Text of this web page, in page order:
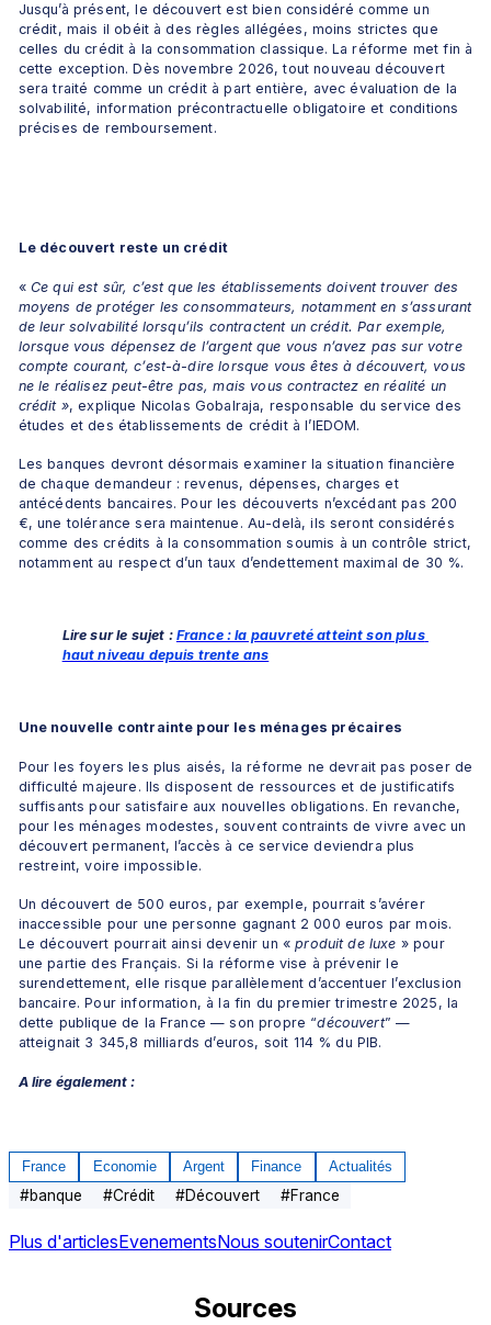
Jusqu’à présent, le découvert est bien considéré comme un
crédit, mais il obéit à des règles allégées, moins strictes que
celles du crédit à la consommation classique. La réforme met fin à
cette exception. Dès novembre 2026, tout nouveau découvert
sera traité comme un crédit à part entière, avec évaluation de la
solvabilité, information précontractuelle obligatoire et conditions
précises de remboursement.
Le découvert reste un crédit
« Ce qui est sûr, c’est que les établissements doivent trouver des
moyens de protéger les consommateurs, notamment en s’assurant
de leur solvabilité lorsqu’ils contractent un crédit. Par exemple,
lorsque vous dépensez de l’argent que vous n’avez pas sur votre
compte courant, c’est-à-dire lorsque vous êtes à découvert, vous
ne le réalisez peut-être pas, mais vous contractez en réalité un
crédit », explique Nicolas Gobalraja, responsable du service des
études et des établissements de crédit à l’IEDOM.
Les banques devront désormais examiner la situation financière
de chaque demandeur : revenus, dépenses, charges et
antécédents bancaires. Pour les découverts n’excédant pas 200
€, une tolérance sera maintenue. Au-delà, ils seront considérés
comme des crédits à la consommation soumis à un contrôle strict,
notamment au respect d’un taux d’endettement maximal de 30 %.
Lire sur le sujet : France : la pauvreté atteint son plus
haut niveau depuis trente ans
Une nouvelle contrainte pour les ménages précaires
Pour les foyers les plus aisés, la réforme ne devrait pas poser de
difficulté majeure. Ils disposent de ressources et de justificatifs
suffisants pour satisfaire aux nouvelles obligations. En revanche,
pour les ménages modestes, souvent contraints de vivre avec un
découvert permanent, l’accès à ce service deviendra plus
restreint, voire impossible.
Un découvert de 500 euros, par exemple, pourrait s’avérer
inaccessible pour une personne gagnant 2 000 euros par mois.
Le découvert pourrait ainsi devenir un « produit de luxe » pour
une partie des Français. Si la réforme vise à prévenir le
surendettement, elle risque parallèlement d’accentuer l’exclusion
bancaire. Pour information, à la fin du premier trimestre 2025, la
dette publique de la France — son propre “découvert” —
atteignait 3 345,8 milliards d’euros, soit 114 % du PIB.
A lire également :
France Economie Argent Finance Actualités
#banque #Crédit #Découvert #France
Plus d'articlesEvenementsNous soutenirContact
Sources